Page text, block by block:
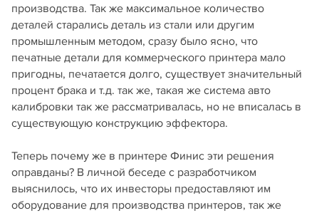
производства. Так же максимальное количество
деталей старались деталь из стали или другим
промышленным методом, сразу было ясно, что
печатные детали для коммерческого принтера мало
пригодны, печатается долго, существует значительный
процент брака и т.д. так же, такая же система авто
калибровки так же рассматривалась, но не вписалась в
существующую конструкцию эффектора.
Теперь почему же в принтере Финис эти решения
оправданы? В личной беседе с разработчиком
выяснилось, что их инвесторы предоставляют им
оборудование для производства принтеров, так же